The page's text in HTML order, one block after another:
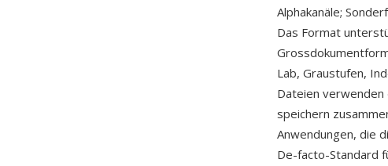
Alphakanäle;
Das Format
Lab, Graustufen,
Dateien verwenden
speichern
Anwendungen, die
De-facto-Standard